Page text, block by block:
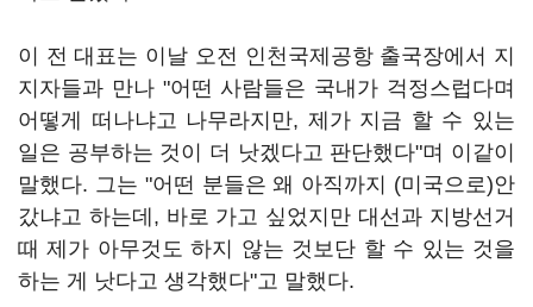
이 전 대표는 이날 오전 인천국제공항 출국장에서 지
지자들과 만나 "어떤 사람들은 국내가 걱정스럽다며
어떻게 떠나냐고 나무라지만, 제가 지금 할 수 있는
일은 공부하는 것이 더 낫겠다고 판단했다"며 이같이
말했다. 그는 "어떤 분들은 왜 아직까지 (미국으로)안
갔냐고 하는데, 바로 가고 싶었지만 대선과 지방선거
때 제가 아무것도 하지 않는 것보단 할 수 있는 것을
하는 게 낫다고 생각했다"고 말했다.